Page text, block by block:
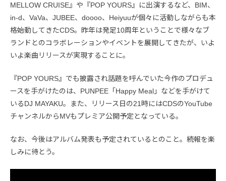
MELLOW CRUISE』や『POP YOURS』に出演するなど、BIM、
in-d、VaVa、JUBEE、doooo、Heiyuuが個々に活動しながらも本
格始動してきたCDS。昨年は発足10周年ということで様々なブ
ランドとのコラボレーションやイベントを展開してきたが、いよ
いよ楽曲リリースが実現することに。
『POP YOURS』でも披露され話題を呼んでいた今作のプロデュ
ースを手がけたのは、PUNPEE「Happy Meal」などを手がけて
いるDJ MAYAKU。また、リリース日の21時にはCDSのYouTube
チャンネルからMVもプレミア公開予定となっている。
なお、今後はアルバム発表も予定されているとのこと。続報を楽
しみに待とう。